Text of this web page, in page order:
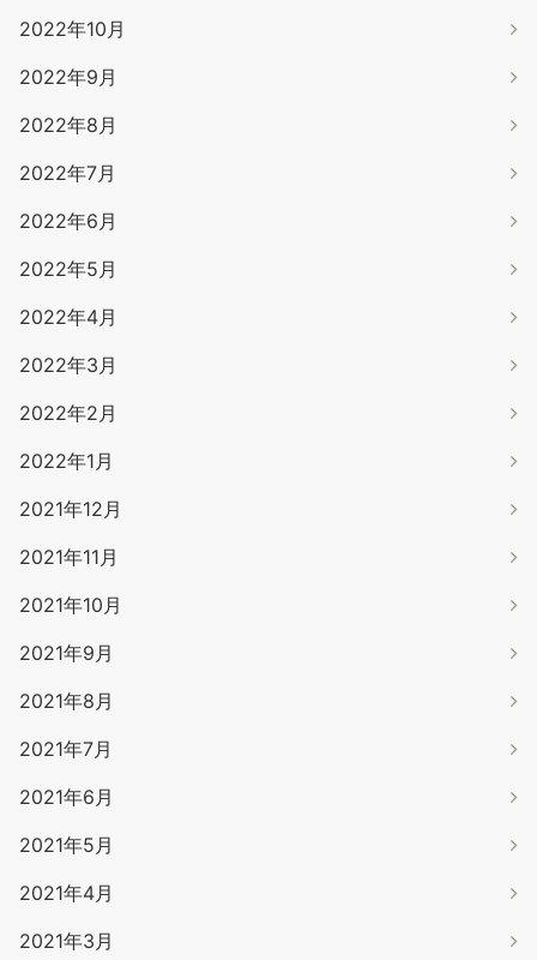
2022年10月
2022年9月
2022年8月
2022年7月
2022年6月
2022年5月
2022年4月
2022年3月
2022年2月
2022年1月
2021年12月
2021年11月
2021年10月
2021年9月
2021年8月
2021年7月
2021年6月
2021年5月
2021年4月
2021年3月